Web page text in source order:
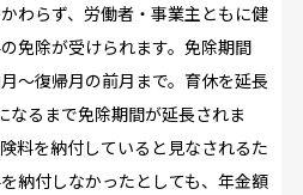
わらず、労働者・事業主ともに健
免除が受けられます。免除期間
～復帰月の前月まで。育休を延長
なるまで免除期間が延長されま
料を納付していると見なされるた
納付しなかったとしても、年金額